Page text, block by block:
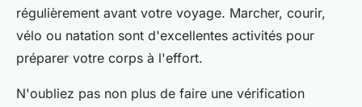
régulièrement avant votre voyage. Marcher, courir,
vélo ou natation sont d'excellentes activités pour
préparer votre corps à l'effort.
N'oubliez pas non plus de faire une vérification